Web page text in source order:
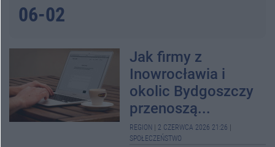
06-02
Jak firmy z
Inowrocławia i
okolic Bydgoszczy
przenoszą...
REGION 2 CZERWCA 2026 21:26
SPOŁECZEŃSTWO